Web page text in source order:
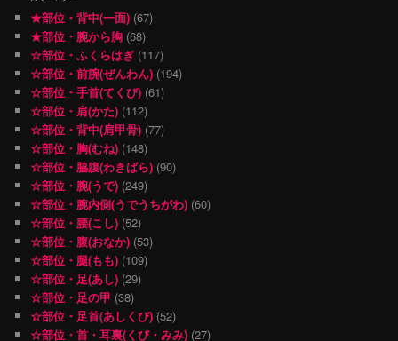
★部位・背中(一面) (67)
★部位・腕から胸 (68)
☆部位・ふくらはぎ (117)
☆部位・前腕(ぜんわん) (194)
☆部位・手首(てくび) (61)
☆部位・肩(かた) (112)
☆部位・背中(肩甲骨) (77)
☆部位・胸(むね) (148)
☆部位・脇腹(わきばら) (90)
☆部位・腕(うで) (249)
☆部位・腕内側(うでうちがわ) (60)
☆部位・腰(こし) (52)
☆部位・腹(おなか) (53)
☆部位・腿(もも) (109)
☆部位・足(あし) (29)
☆部位・足の甲 (38)
☆部位・足首(あしくび) (52)
☆部位・首・耳裏(くび・みみ) (27)